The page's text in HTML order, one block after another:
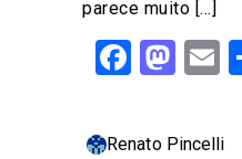
parece muito […]
Renato Pincelli